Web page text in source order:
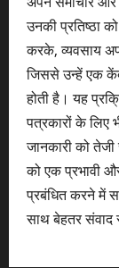
उनकी प्रतिष्ठा
करके, व्यवसाय
जिससे उन्हें एक
होती है। यह
पत्रकारों के लिए
जानकारी को
को एक प्रभावी
प्रबंधित करने में
साथ बेहतर